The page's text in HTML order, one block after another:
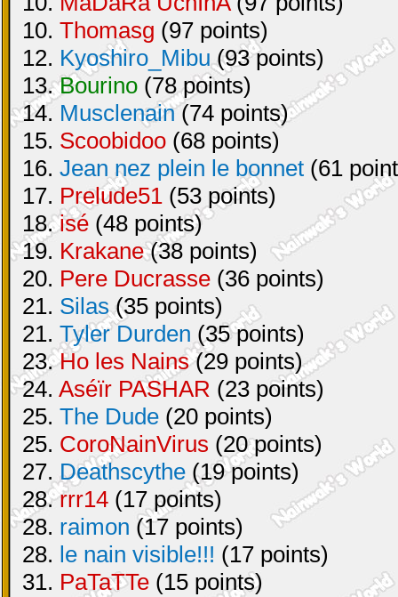
10. Thomasg (97 points)
12. Kyoshiro_Mibu(93 points)
13.Bourino (78 points)
14. Musclenain(74 points)
15. Scoobidoo (68 points)
16. Jean nez plein le bonnet (61
17. Prelude51 (53 points)
18.isé (48 points)
19. Krakane(38 points)
20. Pere Ducrasse (36 points)
21. Silas(35 points)
21. Tyler Durden (35 points)
23.Ho les Nains(29 points)
24. Aséïr PASHAR (23 points)
25. The Dude (20 points)
25. CoroNainVirus (20 points)
27. Deathscythe (19 points)
28.rrr14 (17 points)
28. raimon (17 points)
28. le nain visible!!! (17 points)
31. PaTaTTe (15 points)